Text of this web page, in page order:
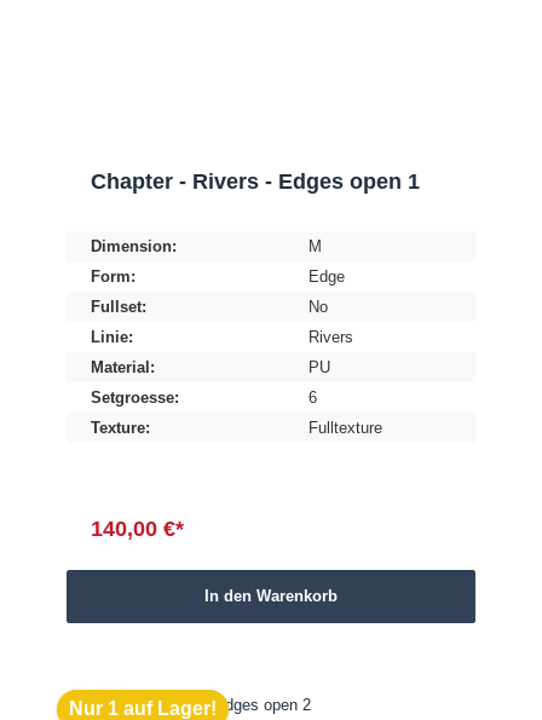
Chapter - Rivers - Edges open 1
Dimension:
M
Form:
Edge
Fullset:
No
Linie:
Rivers
Material:
PU
Setgroesse:
6
Texture:
Fulltexture
140,00 €*
In den Warenkorb
Nur 1 auf Lager!